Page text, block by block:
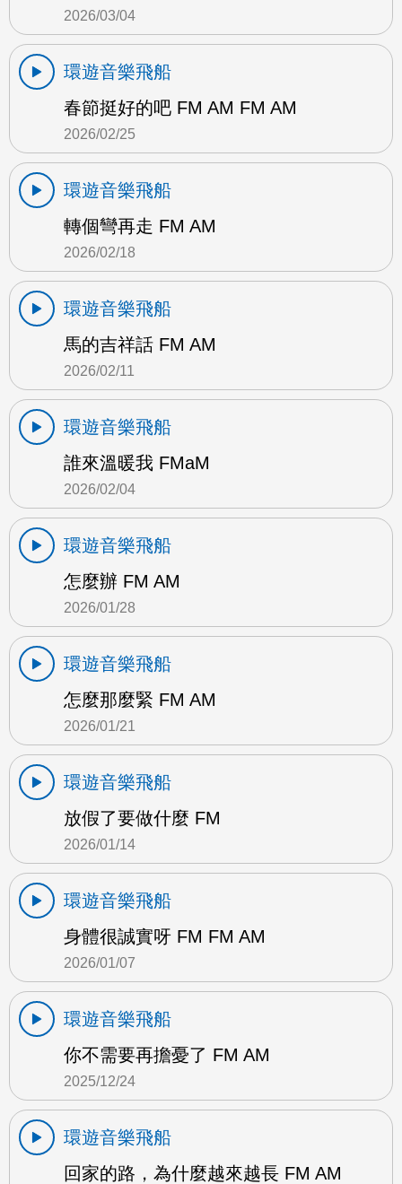
2026/03/04
環遊音樂飛船
春節挺好的吧 FM AM FM AM
2026/02/25
環遊音樂飛船
轉個彎再走 FM AM
2026/02/18
環遊音樂飛船
馬的吉祥話 FM AM
2026/02/11
環遊音樂飛船
誰來溫暖我 FMaM
2026/02/04
環遊音樂飛船
怎麼辦 FM AM
2026/01/28
環遊音樂飛船
怎麼那麼緊 FM AM
2026/01/21
環遊音樂飛船
放假了要做什麼 FM
2026/01/14
環遊音樂飛船
身體很誠實呀 FM FM AM
2026/01/07
環遊音樂飛船
你不需要再擔憂了 FM AM
2025/12/24
環遊音樂飛船
回家的路，為什麼越來越長 FM AM